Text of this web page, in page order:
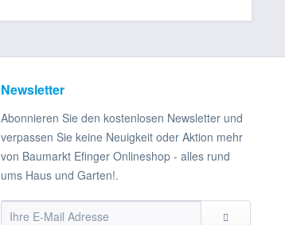
Newsletter
Abonnieren Sie den kostenlosen Newsletter und
verpassen Sie keine Neuigkeit oder Aktion mehr
von Baumarkt Efinger Onlineshop - alles rund
ums Haus und Garten!.